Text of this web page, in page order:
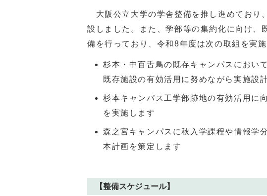
大阪公立大学の学舎整備を推し進めており
設しました。また、学部等の集約化に向け、
備を行っており、令和8年度は次の取組を実施
杉本・中百舌鳥の既存キャンパスにおい
既存施設の有効活用に努めながら実施設
杉本キャンパス工学部跡地の有効活用に
を実施します
森之宮キャンパスに秋入学課程や情報学
本計画を策定します
【整備スケジュール】